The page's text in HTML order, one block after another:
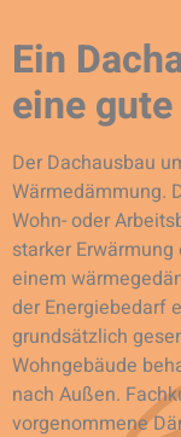
Ein
eine
Der Dachausbau
Wärmedämmung.
Wohn- oder
starker
einem
der Energiebedarf
grundsätzlich
Wohngebäude
nach Außen.
vorgenommene